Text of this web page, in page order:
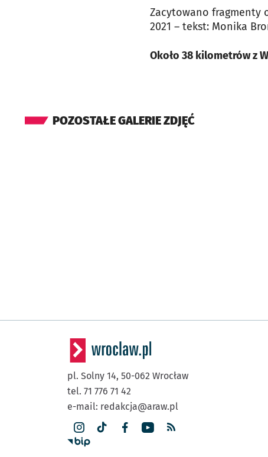
Zacytowano fragmenty
2021 – tekst: Monika
Około 38 kilometrów z
POZOSTAŁE GALERIE ZDJĘĆ
pl. Solny 14, 50-062 Wrocław
tel. 71 776 71 42
e-mail: redakcja@araw.pl